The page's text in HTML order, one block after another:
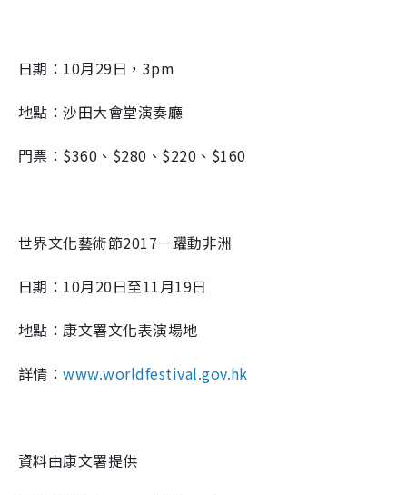
日期：10月29日，3pm
地點：沙田大會堂演奏廳
門票：$360、$280、$220、$160
世界文化藝術節2017－躍動非洲
日期：10月20日至11月19日
地點：康文署文化表演場地
詳情：www.worldfestival.gov.hk
資料由康文署提供